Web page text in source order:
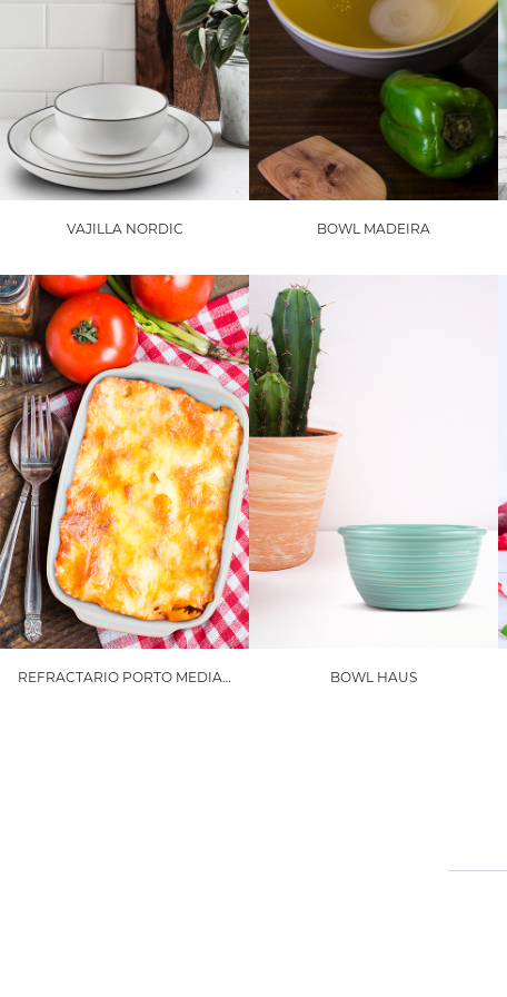
VAJILLA NORDIC BOWL MADEIRA
REFRACTARIO PORTO MEDIANO BOWL HAUS